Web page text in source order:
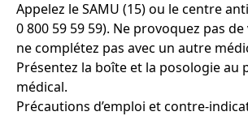
Appelez le SAMU (15) ou le centre
0 800 59 59 59). Ne provoquez pas
ne complétez pas avec un autre
Présentez la boîte et la posologie au
médical.
Précautions d’emploi et contre-